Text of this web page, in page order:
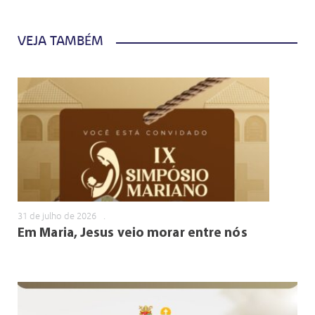
VEJA TAMBÉM
31 de julho de 2026
Em Maria, Jesus veio morar entre nós